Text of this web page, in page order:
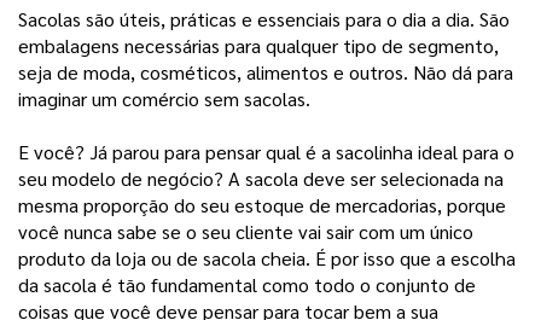
Sacolas são úteis, práticas e essenciais para o dia a dia. São
embalagens necessárias para qualquer tipo de segmento,
seja de moda, cosméticos, alimentos e outros. Não dá para
imaginar um comércio sem sacolas.
E você? Já parou para pensar qual é a sacolinha ideal para o
seu modelo de negócio? A sacola deve ser selecionada na
mesma proporção do seu estoque de mercadorias, porque
você nunca sabe se o seu cliente vai sair com um único
produto da loja ou de sacola cheia. É por isso que a escolha
da sacola é tão fundamental como todo o conjunto de
coisas que você deve pensar para tocar bem a sua